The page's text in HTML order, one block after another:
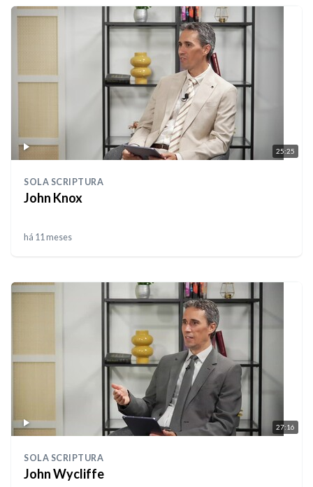
25:25
SOLA SCRIPTURA
John Knox
há 11 meses
27:16
SOLA SCRIPTURA
John Wycliffe